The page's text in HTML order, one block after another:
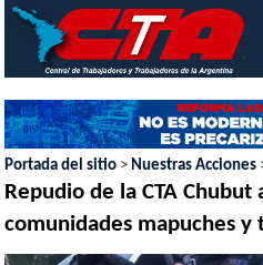
Portada del sitio > Nuestras Acciones
Repudio de la CTA
comunidades mapuches y